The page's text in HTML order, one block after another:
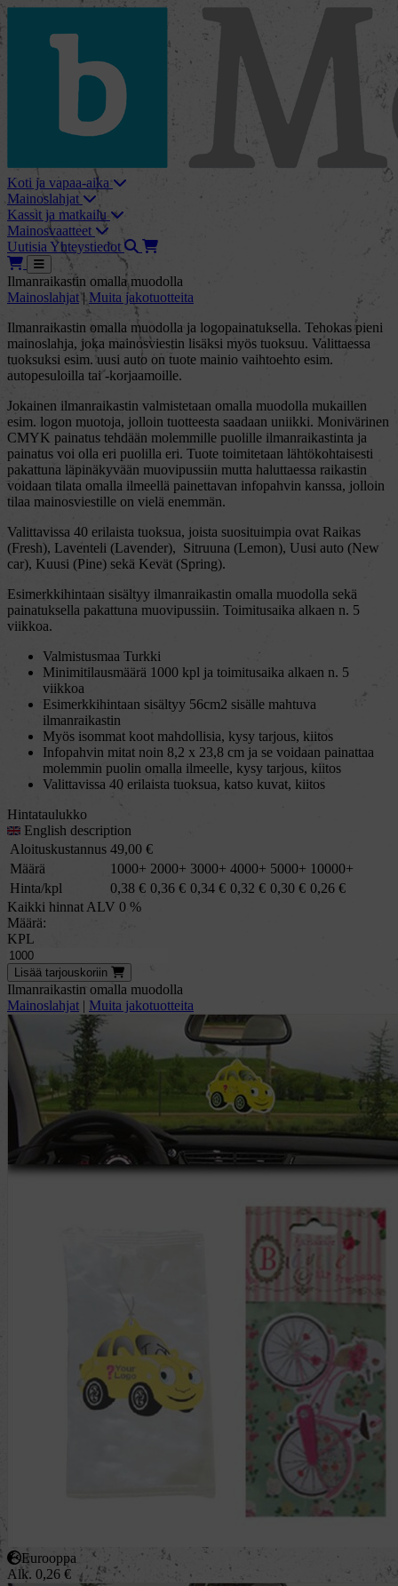
skip_to_content
bMore
Koti ja vapaa-aika
Mainoslahjat
Kassit ja matkailu
Mainosvaatteet
Uutisia Yhteystiedot HakuTarjouskori
Tarjouskori
Avaa
Ilmanraikastin omalla muodolla
Mainoslahjat | Muita jakotuotteita
Ilmanraikastin omalla muodolla ja logopainatuksella. Tehokas pieni
mainoslahja, joka mainosviestin lisäksi myös tuoksuu. Valittaessa
tuoksuksi esim. uusi auto on tuote mainio vaihtoehto esim.
autopesuloilla tai -korjaamoille.
Jokainen ilmanraikastin valmistetaan omalla muodolla mukaillen
esim. logon muotoja, jolloin tuotteesta saadaan uniikki. Monivärinen
CMYK painatus tehdään molemmille puolille ilmanraikastinta ja
painatus voi olla eri puolilla eri. Tuote toimitetaan lähtökohtaisesti
pakattuna läpinäkyvään muovipussiin mutta haluttaessa raikastin
voidaan tilata omalla ilmeellä painettavan infopahvin kanssa, jolloin
tilaa mainosviestille on vielä enemmän.
Valittavissa 40 erilaista tuoksua, joista suosituimpia ovat Raikas
(Fresh), Laventeli (Lavender), Sitruuna (Lemon), Uusi auto (New
car), Kuusi (Pine) sekä Kevät (Spring).
Esimerkkihintaan sisältyy ilmanraikastin omalla muodolla sekä
painatuksella pakattuna muovipussiin. Toimitusaika alkaen n. 5
viikkoa.
Valmistusmaa Turkki
Minimitilausmäärä 1000 kpl ja toimitusaika alkaen n. 5
viikkoa
Esimerkkihintaan sisältyy 56cm2 sisälle mahtuva
ilmanraikastin
Myös isommat koot mahdollisia, kysy tarjous, kiitos
Infopahvin mitat noin 8,2 x 23,8 cm ja se voidaan painattaa
molemmin puolin omalla ilmeelle, kysy tarjous, kiitos
Valittavissa 40 erilaista tuoksua, katso kuvat, kiitos
Hintataulukko
English description
Aloituskustannus 49,00 €
Määrä
1000+ 2000+ 3000+ 4000+ 5000+ 10000+
Hinta/kpl
0,38 € 0,36 € 0,34 € 0,32 € 0,30 € 0,26 €
Kaikki hinnat ALV 0 %
Määrä:
KPL
Lisää tarjous koriin
Ilmanraikastin omalla muodolla
Mainoslahjat | Muita jakotuotteita
Eurooppa
Alk. 0,26 €